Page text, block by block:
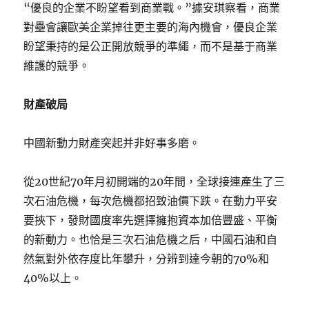
“優良的企業不盼望看到商業戰。”據安琪察看，商業
對壘會讓歐美企業掉往更主要的海內機會，優良企業
盼望秉持的是公正開放競爭的準繩，而不是基于商業
維護的競爭。
財產破局
中國新動力財產突起并非好事多磨。
從20世紀70年月初開端的20年間，全球接連產生了三
次石油危機，每次危機都招致油價下跌。在動力平安
要挾下，發財國度率先選擇擁抱資本加倍豐盛、平衡
的新動力。也恰是三次石油危機之后，中國石油和自
然氣對外依存度比年攀升，分辨到達今朝的70%和
40%以上。